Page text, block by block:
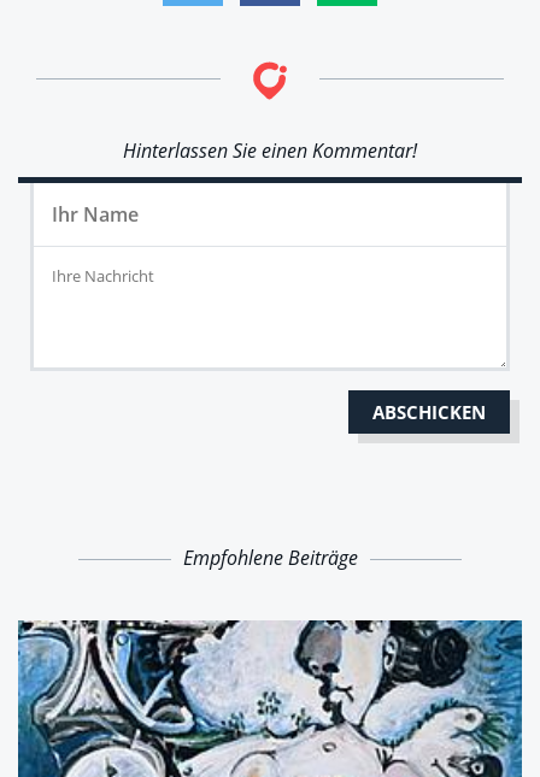
Hinterlassen Sie einen Kommentar!
Empfohlene Beiträge